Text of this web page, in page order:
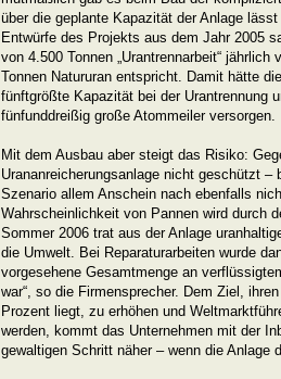
über die geplante Kapazität der Anlage
Entwürfe des Projekts aus dem Jahr 2005
von 4.500 Tonnen „Urantrennarbeit“
Tonnen Natururan entspricht. Damit hätte
fünftgrößte Kapazität bei der Urantrennung
fünfunddreißig große Atommeiler versorgen.
Mit dem Ausbau aber steigt das Risiko:
Urananreicherungsanlage nicht geschützt –
Szenario allem Anschein nach ebenfalls
Wahrscheinlichkeit von Pannen wird durch
Sommer 2006 trat aus der Anlage
die Umwelt. Bei Reparaturarbeiten wurde
vorgesehene Gesamtmenge an
war“, so die Firmensprecher. Dem Ziel,
Prozent liegt, zu erhöhen und
werden, kommt das Unternehmen mit der
gewaltigen Schritt näher – wenn die Anlage